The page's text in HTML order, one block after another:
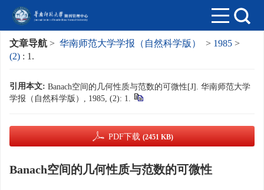
文章导航 > 华南师范大学学报（自然科学版） > 1985 >
(2) : 1.
引用本文: Banach空间的几何性质与范数的可微性[J]. 华南师范大学
学报（自然科学版）, 1985, (2): 1.
PDF下载 (2451 KB)
Banach空间的几何性质与范数的可微性